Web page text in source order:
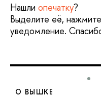
Нашли опечатку?
Выделите её,
уведомление.
О ВЫШКЕ